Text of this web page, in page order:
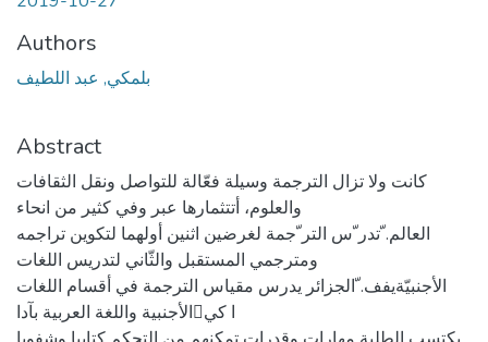
Authors
بلمكي, عبد اللطيف
Abstract
كانت ولا تزال الترجمة وسيلة فعّالة للتواصل ونقل الثقافات
والعلوم، أتتثمارها عبر وفي كثير من انحاء
العالم. ّتدر ّس التر ّجمة لغرضين اثنين أولهما لتكوين تراجمه
ومترجمي المستقبل والثّاني لتدريس اللغات
الأجنبيّةيفف. ّالجزائر يدرس مقياس الترجمة في أقسام اللغات
الأجنبية واللغة العربية بآداا كي